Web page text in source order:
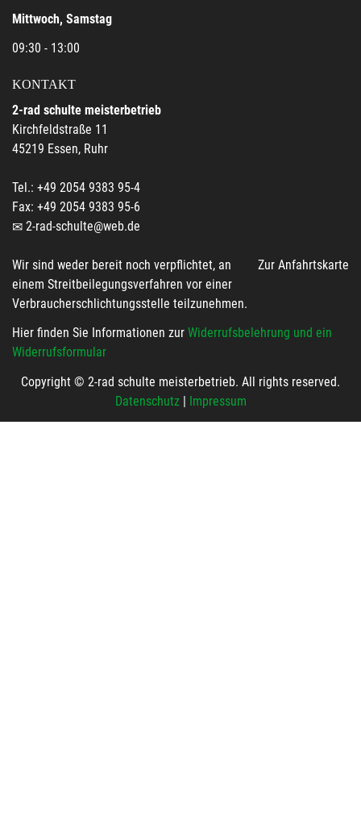
Mittwoch, Samstag
09:30 - 13:00
KONTAKT
2-rad schulte meisterbetrieb
Kirchfeldstraße 11
45219 Essen, Ruhr
Tel.: +49 2054 9383 95-4
Fax: +49 2054 9383 95-6
2-rad-schulte@web.de
Zur Anfahrtskarte
Wir sind weder bereit noch verpflichtet, an
einem Streitbeilegungsverfahren vor einer
Verbraucherschlichtungsstelle teilzunehmen.
Hier finden Sie Informationen zur Widerrufsbelehrung und ein
Widerrufsformular
Copyright © 2-rad schulte meisterbetrieb. All rights reserved.
Datenschutz| Impressum